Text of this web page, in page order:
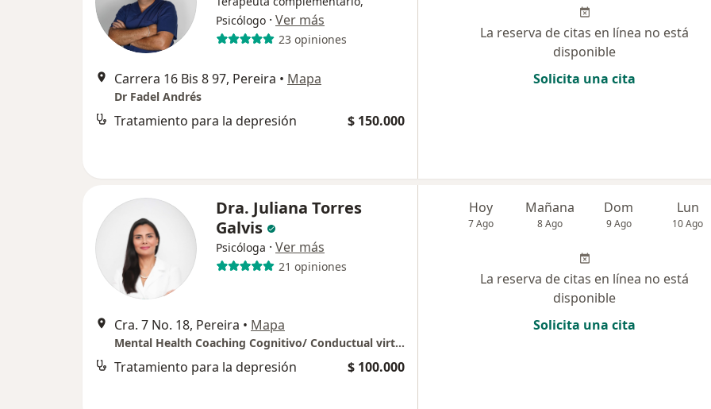
Psicólogo · Ver más
23 opiniones
Carrera 16 Bis 8 97, Pereira • Mapa
Dr Fadel Andrés
Tratamiento para la depresión $ 150.000
La reserva de citas en línea no está
disponible
Solicita una cita
Dra. Juliana Torres
Galvis
Psicóloga · Ver más
21 opiniones
Cra. 7 No. 18, Pereira • Mapa
Mental Health Coaching Cognitivo/ Conductual virtual
Tratamiento para la depresión $ 100.000
Hoy
7 Ago
Mañana
8 Ago
Dom
9 Ago
Lun
10 Ago
La reserva de citas en línea no está
disponible
Solicita una cita